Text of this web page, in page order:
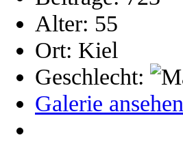
Alter: 55
Ort: Kiel
Geschlecht:
Galerie ansehen